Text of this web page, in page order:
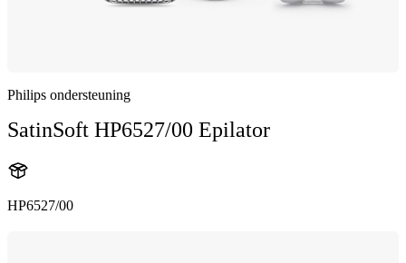
Philips ondersteuning
SatinSoft HP6527/00 Epilator
HP6527/00